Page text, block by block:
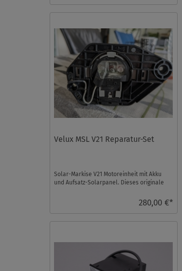
Velux MSL V21 Reparatur-Set
Solar-Markise V21 Motoreinheit mit Akku
und Aufsatz-Solarpanel. Dieses originale
280,00 €*